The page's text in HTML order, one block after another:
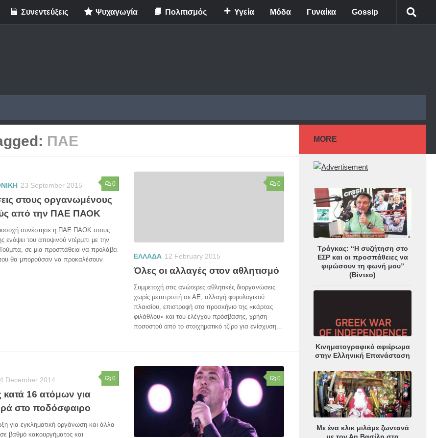
Συνεντεύξεις Ψυχαγωγία Πολιτισμός Υγεία Μόδα Γυναίκα Gossip
ΠΑΕ
0
23 September 2015
στους οργανωμένους
από την ΠΑΕ ΠΑΟΚ
συνέστησε η ΠΑΕ ΠΑΟΚ στους
ενόψει του αποψινού ντέρμπι με την
σε μια προσπάθεια να προλάβει
θα μπορούσαν να προκαλέσουν
0
ΕΛΛΑΔΑ 12 February 2015
Όλες οι αλλαγές στον αθλητισμό
Συμμετοχή στις ανώτερες αθλητικές διοργανώσεις
χωρίς μετατροπή σε ΑΕ, αλλαγή φορολογικού
πλαισίου, επιστροφή στο προσκήνιο της «κάρτας
φιλάθλου» και του ελέγχου πρόσβασης, χρήση
ποσοστού από το στοιχηματικό τζίρο για ενίσχυση...
0
4 December 2014
κατά 16 ατόμων για
στο ποδόσφαιρο
για εγκληματική οργάνωση και άλλα
βαθμό κακουργήματος και
0
MORE
Τράγκας: “Η συζήτηση στο
ΕΣΡ και οι προσπάθειες να
φιμώσουν τη φωνή μου”
(Βίντεο)
Κινηματογραφικό αφιέρωμα
στην Ελληνική Επανάσταση
Με ένα κλικ μιλάμε ζωντανά
με τον Αη Βασίλη στα